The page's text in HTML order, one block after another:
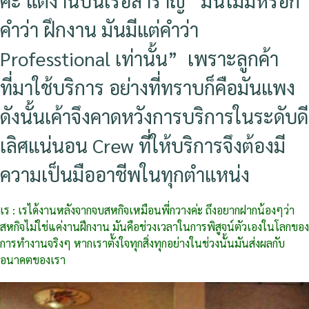
คำว่า ฝึกงาน มันมีแต่คำว่า
Professtional เท่านั้น” เพราะลูกค้า
ที่มาใช้บริการ อย่างที่ทราบก็คือมันแพง
ดังนั้นเค้าจึงคาดหวังการบริการในระดับดี
เลิศแน่นอน Crew ที่ให้บริการจึงต้องมี
ความเป็นมืออาชีพในทุกตำแหน่ง
เร : เรได้งานหลังจากจบสหกิจเหมือนพี่กวางค่ะ ถึงอยากฝากน้องๆว่า
สหกิจไม่ใช่แค่งานฝึกงาน มันคือช่วงเวลาในการพิสูจน์ตัวเองในโลกของ
การทำงานจริงๆ หากเราตั้งใจทุกสิ่งทุกอย่างในช่วงนั้นมันส่งผลกับ
อนาคตของเรา